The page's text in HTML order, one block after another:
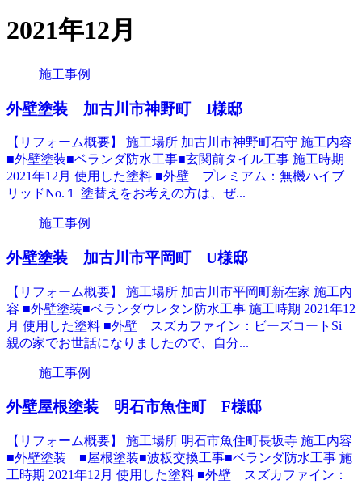
2021年12月
施工事例
外壁塗装 加古川市神野町 I様邸
【リフォーム概要】 施工場所 加古川市神野町石守 施工内容
■外壁塗装■ベランダ防水工事■玄関前タイル工事 施工時期
2021年12月 使用した塗料 ■外壁 プレミアム：無機ハイブ
リッドNo.１ 塗替えをお考えの方は、ぜ...
施工事例
外壁塗装 加古川市平岡町 U様邸
【リフォーム概要】 施工場所 加古川市平岡町新在家 施工内
容 ■外壁塗装■ベランダウレタン防水工事 施工時期 2021年12
月 使用した塗料 ■外壁 スズカファイン：ビーズコートSi
親の家でお世話になりましたので、自分...
施工事例
外壁屋根塗装 明石市魚住町 F様邸
【リフォーム概要】 施工場所 明石市魚住町長坂寺 施工内容
■外壁塗装 ■屋根塗装■波板交換工事■ベランダ防水工事 施
工時期 2021年12月 使用した塗料 ■外壁 スズカファイン：